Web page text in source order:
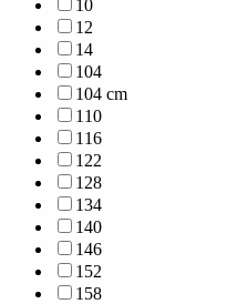
10
12
14
104
104 cm
110
116
122
128
134
140
146
152
158